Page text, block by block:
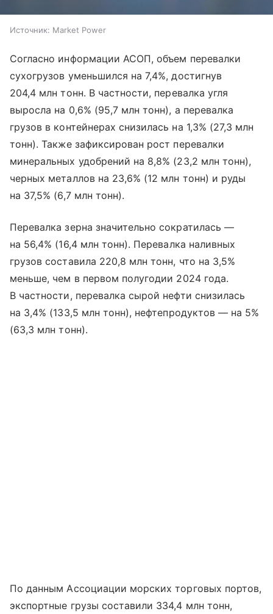
Источник: Market Power
Согласно информации АСОП, объем перевалки
сухогрузов уменьшился на 7,4%, достигнув
204,4 млн тонн. В частности, перевалка угля
выросла на 0,6% (95,7 млн тонн), а перевалка
грузов в контейнерах снизилась на 1,3% (27,3 млн
тонн). Также зафиксирован рост перевалки
минеральных удобрений на 8,8% (23,2 млн тонн),
черных металлов на 23,6% (12 млн тонн) и руды
на 37,5% (6,7 млн тонн).
Перевалка зерна значительно сократилась —
на 56,4% (16,4 млн тонн). Перевалка наливных
грузов составила 220,8 млн тонн, что на 3,5%
меньше, чем в первом полугодии 2024 года.
В частности, перевалка сырой нефти снизилась
на 3,4% (133,5 млн тонн), нефтепродуктов — на 5%
(63,3 млн тонн).
По данным Ассоциации морских торговых портов,
экспортные грузы составили 334,4 млн тонн,